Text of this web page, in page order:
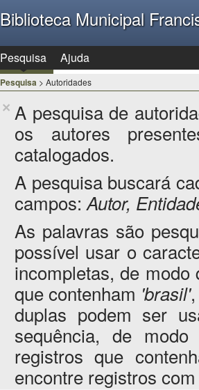
Biblioteca Municipal
Pesquisa Ajuda
Pesquisa > Autoridades
× A pesquisa de
os autores
catalogados.
A pesquisa buscará
campos: Autor,
As palavras são
possível usar o
incompletas, de
que contenham 'brasil'
duplas podem ser
sequência, de
registros que
encontre registros